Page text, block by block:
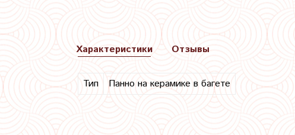
Характеристики
Тип Панно на керамике в багете
Отзывы